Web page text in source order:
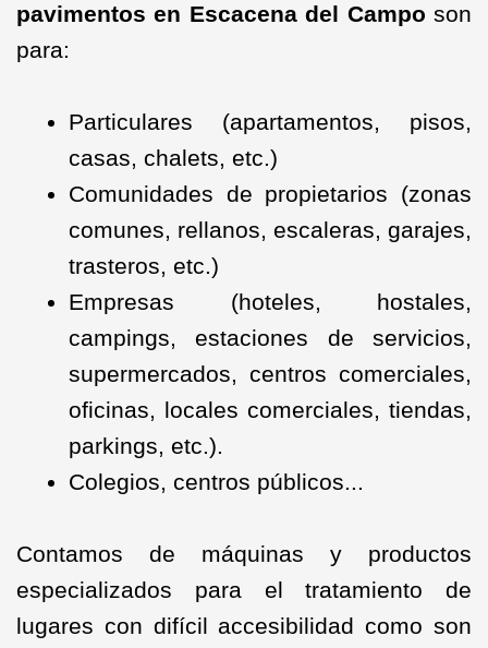
pavimentos en Escacena del Campo son
para:
Particulares (apartamentos, pisos,
casas, chalets, etc.)
Comunidades de propietarios (zonas
comunes, rellanos, escaleras, garajes,
trasteros, etc.)
Empresas (hoteles, hostales,
campings, estaciones de servicios,
supermercados, centros comerciales,
oficinas, locales comerciales, tiendas,
parkings, etc.).
Colegios, centros públicos...
Contamos de máquinas y productos
especializados para el tratamiento de
lugares con difícil accesibilidad como son